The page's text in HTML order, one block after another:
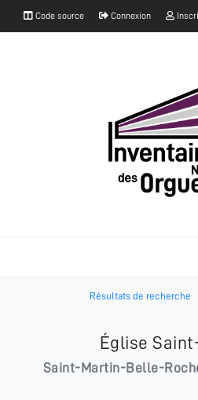
Code source Connexion
Résultats de recherche
Église
Saint-Martin-Belle-